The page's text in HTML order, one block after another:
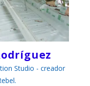
Studio - creador